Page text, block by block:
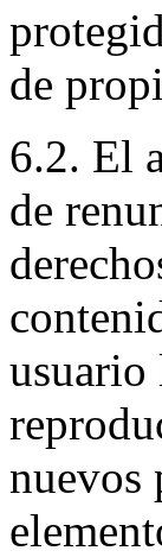
de
6.2. El
de
usuario
nuevos